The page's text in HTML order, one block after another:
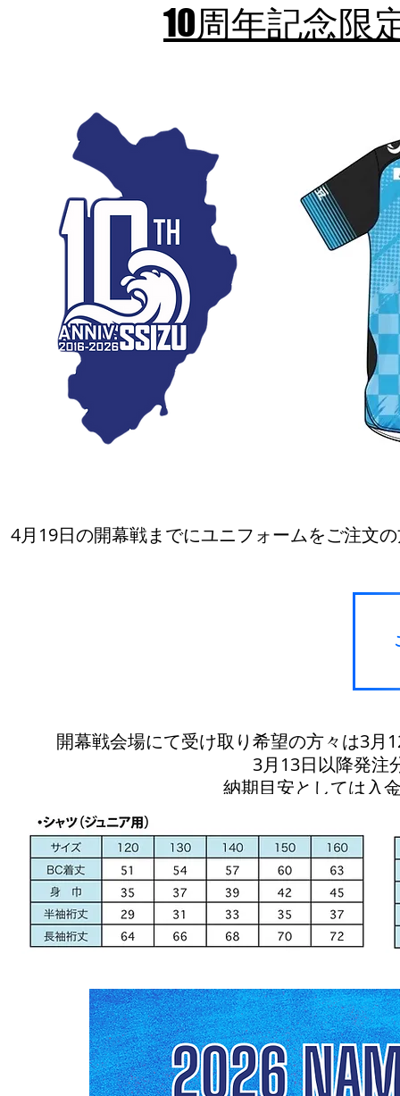
​10周年記念限
4月19日の開幕戦までにユニフォームをご注文
開幕戦会場にて受け取り希望の方々は3
3月13日以降発注
納期目安としては入